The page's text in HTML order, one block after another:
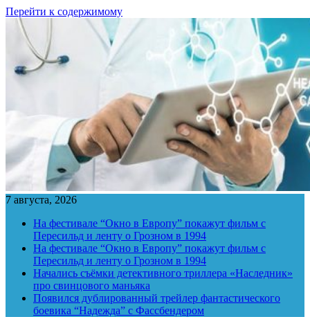
Перейти к содержимому
7 августа, 2026
На фестивале “Окно в Европу” покажут фильм с
Пересильд и ленту о Грозном в 1994
На фестивале “Окно в Европу” покажут фильм с
Пересильд и ленту о Грозном в 1994
Начались съёмки детективного триллера «Наследник»
про свинцового маньяка
Появился дублированный трейлер фантастического
боевика “Надежда” с Фассбендером